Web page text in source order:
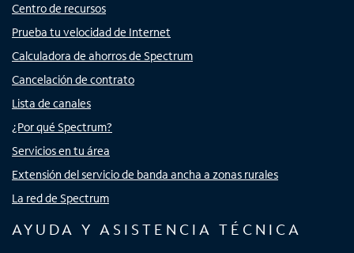
Centro de recursos
Prueba tu velocidad de Internet
Calculadora de ahorros de Spectrum
Cancelación de contrato
Lista de canales
¿Por qué Spectrum?
Servicios en tu área
Extensión del servicio de banda ancha a zonas rurales
La red de Spectrum
AYUDA Y ASISTENCIA TÉCNICA